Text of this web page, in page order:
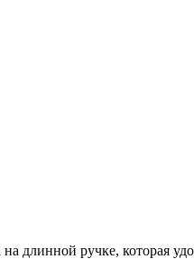
длинной ручке, которая